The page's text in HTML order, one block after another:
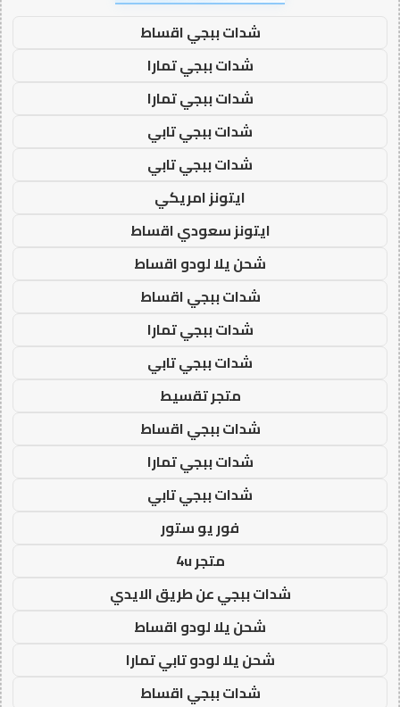
شدات ببجي اقساط
شدات ببجي تمارا
شدات ببجي تمارا
شدات ببجي تابي
شدات ببجي تابي
ايتونز امريكي
ايتونز سعودي اقساط
شحن يلا لودو اقساط
شدات ببجي اقساط
شدات ببجي تمارا
شدات ببجي تابي
متجر تقسيط
شدات ببجي اقساط
شدات ببجي تمارا
شدات ببجي تابي
فور يو ستور
متجر 4u
شدات ببجي عن طريق الايدي
شحن يلا لودو اقساط
شحن يلا لودو تابي تمارا
شدات ببجي اقساط